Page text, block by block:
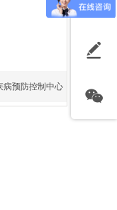
病预防控制中心